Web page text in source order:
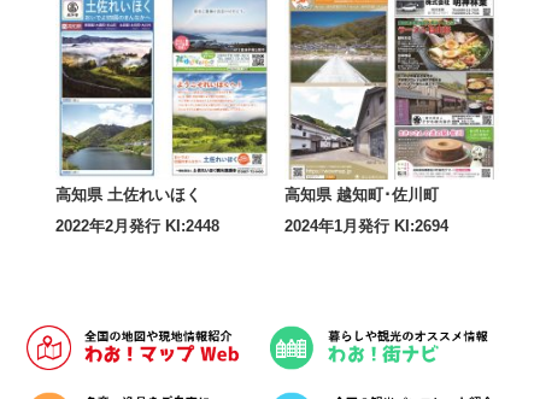
高知県 土佐れいほく
2022年2月発行 KI:2448
高知県 越知町･佐川町
2024年1月発行 KI:2694